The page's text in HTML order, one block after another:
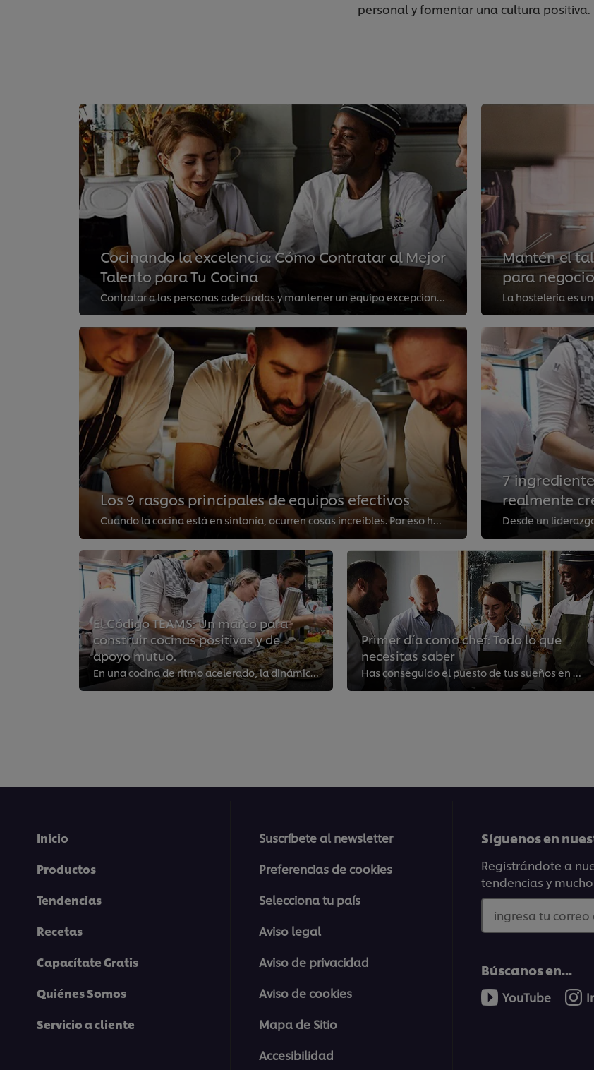
personal y fomentar una cultura positiva.
Cocinando la excelencia: Cómo Contratar al Mejor
Talento para Tu Cocina
Contratar a las personas adecuadas y mantener un equipo excepcional es esencial para lograr la grandeza culinaria. En este artí...
Mantén el
para
Los 9 rasgos principales de equipos efectivos
Cuando la cocina está en sintonía, ocurren cosas increíbles. Por eso hemos actualizado el Código de Equipos para ayudar a impul...
7
realmente
El Código TEAMS: Un marco para
construir cocinas positivas y de
apoyo mutuo.
En una cocina de ritmo acelerado, la dinámica del equipo puede marcar la diferencia entre el éxito y el fracaso del día. El Cód...
Primer día como chef: Todo lo que
necesitas saber
Has conseguido el puesto de tus sueños en una nueva cocina y ha llegado el primer día de trabajo. Un nuevo entorno puede ser ta...
Inicio
Productos
Tendencias
Recetas
Capacítate Gratis
Quiénes Somos
Servicio a cliente
Suscríbete al newsletter
Preferencias de cookies
Selecciona tu país
Aviso legal
Aviso de privacidad
Aviso de cookies
Mapa de Sitio
Accesibilidad
Síguenos en
Registrándote a
tendencias y
ingresa tu correo
Búscanos en...
YouTube